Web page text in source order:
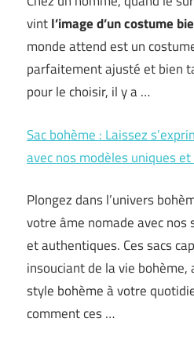
vintl’image d’un costume
monde attend est un
parfaitement ajusté et bien
pour le choisir, il y a …
Sac bohème : Laissez
avec nos modèles uniques
Plongez dans l’univers
votre âme nomade avec nos
et authentiques. Ces sacs
insouciant de la vie
style bohème à votre
comment ces …